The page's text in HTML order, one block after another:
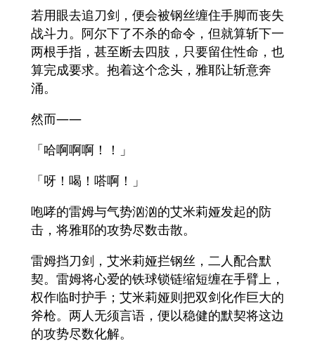
若用眼去追刀剑，便会被钢丝缠住手脚而丧失
战斗力。阿尔下了不杀的命令，但就算斩下一
两根手指，甚至断去四肢，只要留住性命，也
算完成要求。抱着这个念头，雅耶让斩意奔
涌。
然而——
「哈啊啊啊！！」
「呀！喝！嗒啊！」
咆哮的雷姆与气势汹汹的艾米莉娅发起的防
击，将雅耶的攻势尽数击散。
雷姆挡刀剑，艾米莉娅拦钢丝，二人配合默
契。雷姆将心爱的铁球锁链缩短缠在手臂上，
权作临时护手；艾米莉娅则把双剑化作巨大的
斧枪。两人无须言语，便以稳健的默契将这边
的攻势尽数化解。